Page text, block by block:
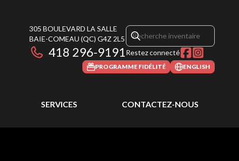
305 BOULEVARD LA SALLE
BAIE-COMEAU (QC) G4Z 2L5
418 296-9191Restez connecté
PROGRAMME FIDÉLITÉ ENGLISH
SERVICES CONTACTEZ-NOUS